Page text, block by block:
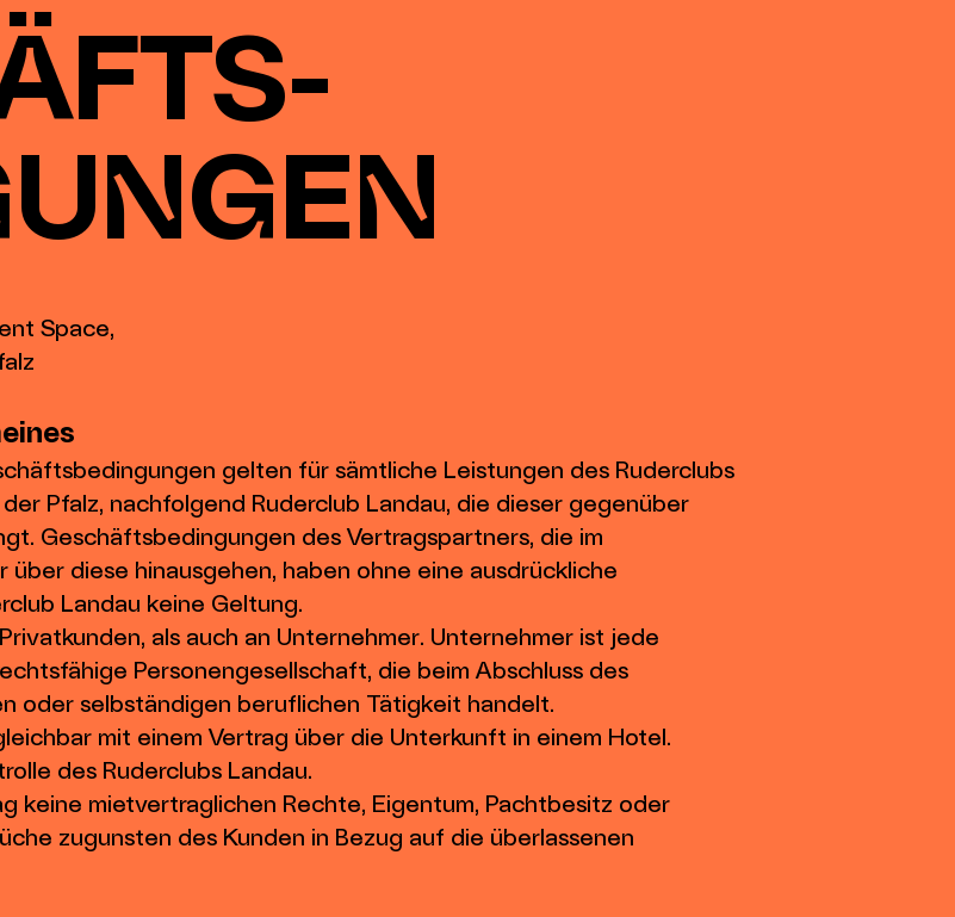
Space,
gelten für sämtliche Leistungen des Ruderclubs
Pfalz, nachfolgend Ruderclub Landau, die dieser gegenüber
Geschäftsbedingungen des Vertragspartners, die im
diese hinausgehen, haben ohne eine ausdrückliche
Landau keine Geltung.
als auch an Unternehmer. Unternehmer ist jede
Personengesellschaft, die beim Abschluss des
oder selbständigen beruflichen Tätigkeit handelt.
mit einem Vertrag über die Unterkunft in einem Hotel.
des Ruderclubs Landau.
keine mietvertraglichen Rechte, Eigentum, Pachtbesitz oder
zugunsten des Kunden in Bezug auf die überlassenen